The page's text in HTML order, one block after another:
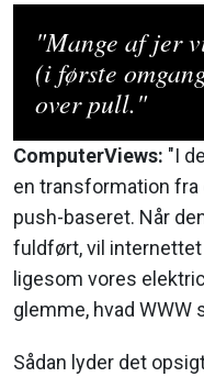
"Mange af jer
(i første
over pull."
ComputerViews: "I
en transformation
push-baseret. Når
fuldført, vil
ligesom vores
glemme, hvad WWW
Sådan lyder det